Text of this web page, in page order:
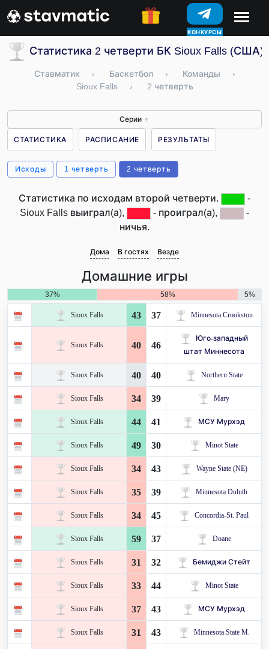
КОНКУРСЫ
Статистика 2 четверти БК Sioux Falls (США)
Ставматик › Баскетбол › Команды
›
Sioux Falls
› 2 четверть
Серии ▼
СТАТИСТИКА РАСПИСАНИЕ РЕЗУЛЬТАТЫ
Исходы 1 четверть 2 четверть
Статистика по исходам второй четверти.
-
Sioux Falls выиграл(а),
- проиграл(а),
-
ничья.
Дома В гостях Везде
Домашние игры
37% 58% 5%
Sioux Falls 43 37 Minnesota Crookston
Sioux Falls 40 46
Юго-западный
штат Миннесота
Sioux Falls 40 40 Northern State
Sioux Falls 34 39 Mary
Sioux Falls 44 41 МСУ Мурхэд
Sioux Falls 49 30 Minot State
Sioux Falls 34 43 Wayne State (NE)
Sioux Falls 35 39 Minnesota Duluth
Sioux Falls 34 45 Concordia-St. Paul
Sioux Falls 59 37 Doane
Sioux Falls 31 32 Бемиджи Стейт
Sioux Falls 33 44 Minot State
Sioux Falls 37 43 МСУ Мурхэд
Sioux Falls 31 43 Minnesota State M.